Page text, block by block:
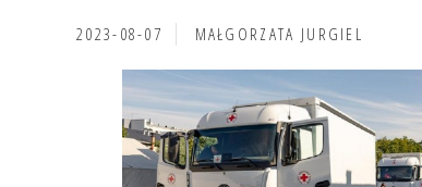
2023-08-07 MAŁGORZATA JURGIEL